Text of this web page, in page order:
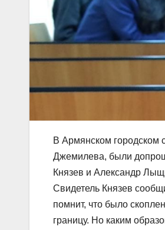
В Армянском городском
Джемилева, были
Князев и Александр
Свидетель Князев
помнит, что было
границу. Но каким